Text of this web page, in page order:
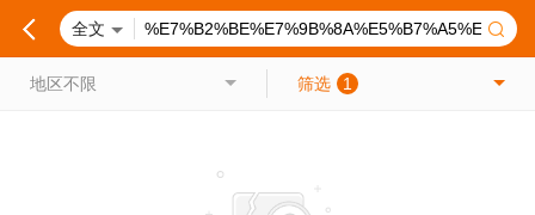
全文
地区不限 筛选 1